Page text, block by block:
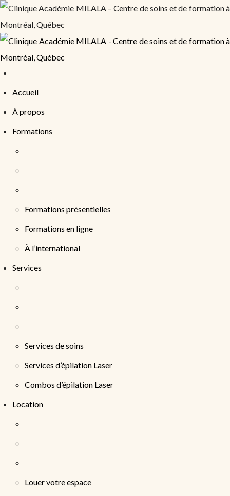
Accueil
À propos
Formations
Formations présentielles
Formations en ligne
À l’international
Services
Services de soins
Services d’épilation Laser
Combos d’épilation Laser
Location
Louer votre espace